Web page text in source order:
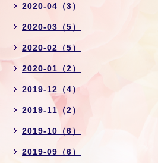
2020-04（3）
2020-03（5）
2020-02（5）
2020-01（2）
2019-12（4）
2019-11（2）
2019-10（6）
2019-09（6）